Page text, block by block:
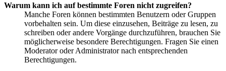
Warum kann ich auf bestimmte Foren nicht zugreifen?
Manche Foren können bestimmten Benutzern oder Gruppen
vorbehalten sein. Um diese einzusehen, Beiträge zu lesen, zu
schreiben oder andere Vorgänge durchzuführen, brauchen Sie
möglicherweise besondere Berechtigungen. Fragen Sie einen
Moderator oder Administrator nach entsprechenden
Berechtigungen.